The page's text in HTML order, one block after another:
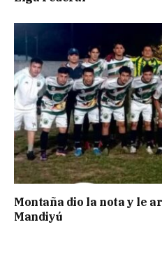
Montaña dio la nota y le
Mandiyú